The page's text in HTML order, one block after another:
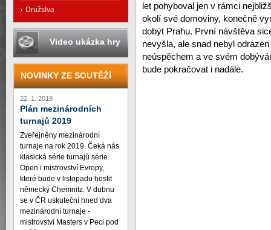
let pohyboval jen v rámci
okolí své domoviny, konečně
dobýt Prahu. První návštěva
nevyšla, ale snad nebyl odrazen
neúspěchem a ve svém
bude pokračovat i nadále.
Družstva
Video ukázka hry
NOVINKY ZE SOUTĚŽÍ
22. 1. 2019
Plán mezinárodních
turnajů 2019
Zveřejněny mezinárodní
turnaje na rok 2019. Čeká nás
klasická série turnajů série
Open i mistrovství Evropy,
které bude v listopadu hostit
německý Chemnitz. V dubnu
se v ČR uskuteční hned dva
mezinárodní turnaje -
mistrovství Masters v Peci pod